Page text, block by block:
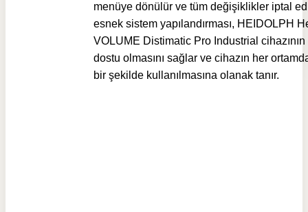
menüye dönülür ve tüm değişiklikler iptal
esnek sistem yapılandırması, HEIDOLPH
VOLUME Distimatic Pro Industrial cihazının
dostu olmasını sağlar ve cihazın her
bir şekilde kullanılmasına olanak tanır.